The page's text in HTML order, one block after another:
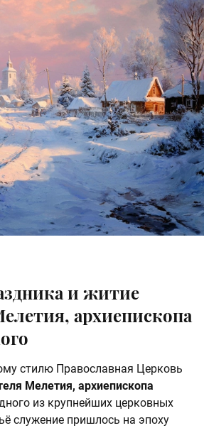
и житие
архиепископа
стилю Православная Церковь
Мелетия, архиепископа
из крупнейших церковных
служение пришлось на эпоху